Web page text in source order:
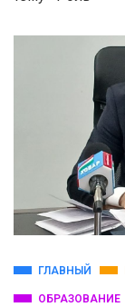
ГЛАВНЫЙ
ОБРАЗОВАНИЕ